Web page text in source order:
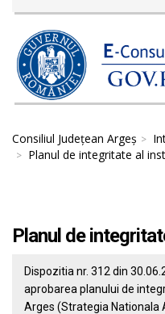
Consiliul Județean Argeș
Planul de integritate al
Planul de
Dispozitia nr. 312 din
aprobarea planului de
Arges (Strategia Nationala